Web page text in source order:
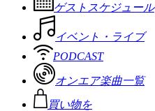
ゲストスケジュール
イベント・ライブ
PODCAST
オンエア楽曲一覧
買い物を